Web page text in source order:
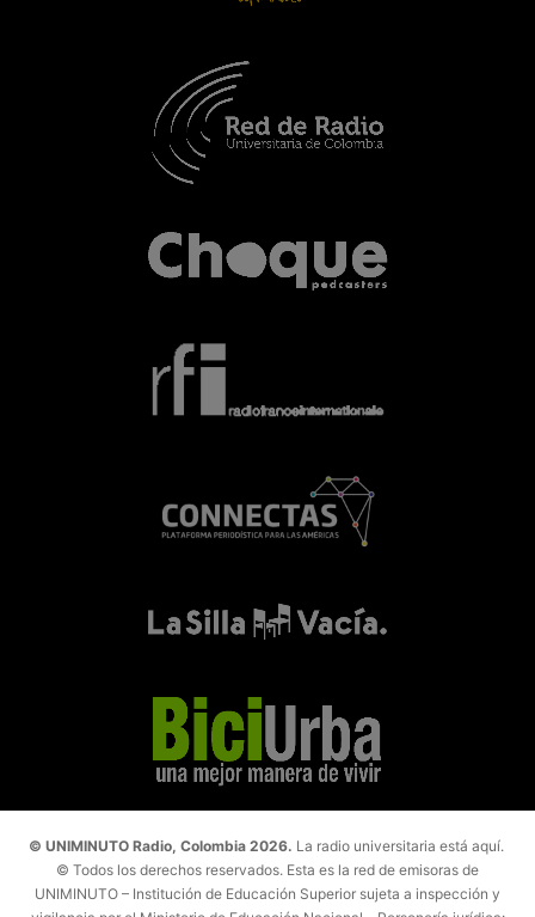
© UNIMINUTO Radio, Colombia 2026. La radio universitaria está aquí.
© Todos los derechos reservados. Esta es la red de emisoras de
UNIMINUTO – Institución de Educación Superior sujeta a inspección y